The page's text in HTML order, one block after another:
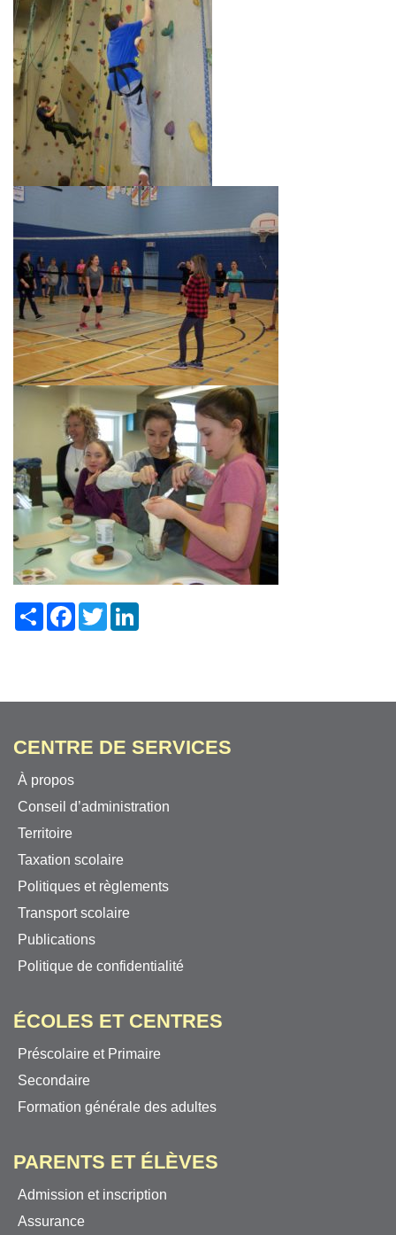
ShareFacebook
Twitter
CENTRE DE SERVICES
À propos
Conseil d’administration
Territoire
Taxation scolaire
Politiques et règlements
Transport scolaire
Publications
Politique de confidentialité
ÉCOLES ET CENTRES
Préscolaire et Primaire
Secondaire
Formation générale des adultes
PARENTS ET ÉLÈVES
Admission et inscription
Assurance